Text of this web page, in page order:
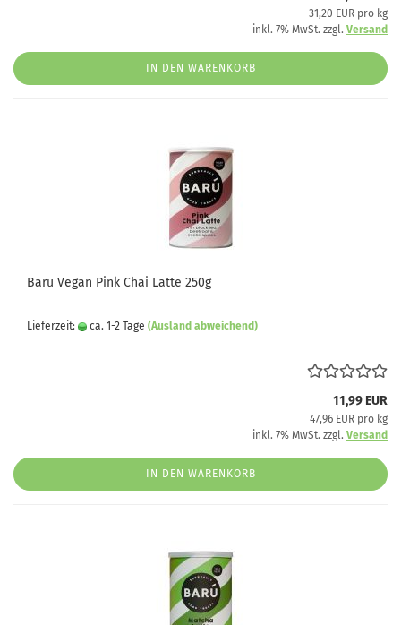
31,20 EUR pro kg
inkl. 7% MwSt. zzgl. Versand
IN DEN WARENKORB
Baru Vegan Pink Chai Latte 250g
Lieferzeit: ca. 1-2 Tage (Ausland abweichend)
11,99 EUR
47,96 EUR pro kg
inkl. 7% MwSt. zzgl. Versand
IN DEN WARENKORB